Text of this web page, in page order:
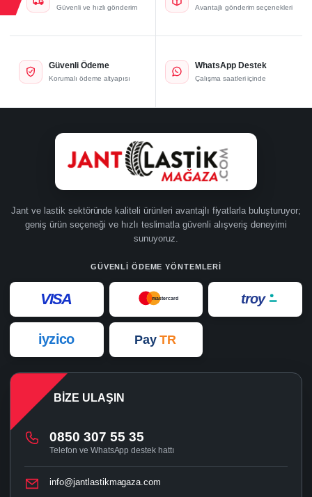
Güvenli ve hızlı gönderim Avantajlı gönderim seçenekleri
Güvenli Ödeme
Korumalı ödeme altyapısı
WhatsApp Destek
Çalışma saatleri içinde
Jant ve lastik sektöründe kaliteli ürünleri avantajlı fiyatlarla buluşturuyor;
geniş ürün seçeneği ve hızlı teslimatla güvenli alışveriş deneyimi
sunuyoruz.
GÜVENLI ÖDEME YÖNTEMLERI
VISA mastercard troy
iyzico Pay TR
BIZE ULAŞIN
0850 307 55 35
Telefon ve WhatsApp destek hattı
info@jantlastikmagaza.com